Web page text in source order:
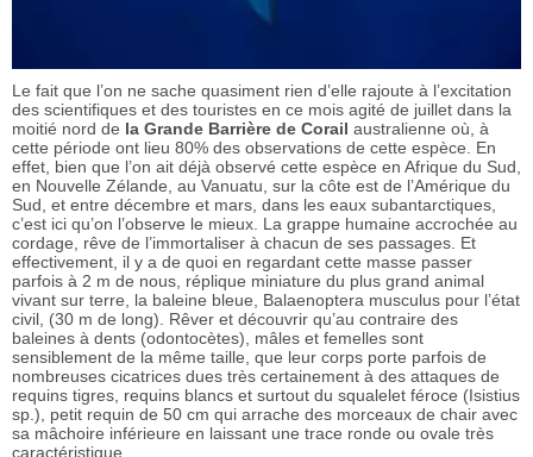
Le fait que l’on ne sache quasiment rien d’elle rajoute à l’excitation
des scientifiques et des touristes en ce mois agité de juillet dans la
moitié nord de la Grande Barrière de Corail australienne où, à
cette période ont lieu 80% des observations de cette espèce. En
effet, bien que l’on ait déjà observé cette espèce en Afrique du Sud,
en Nouvelle Zélande, au Vanuatu, sur la côte est de l’Amérique du
Sud, et entre décembre et mars, dans les eaux subantarctiques,
c’est ici qu’on l’observe le mieux. La grappe humaine accrochée au
cordage, rêve de l’immortaliser à chacun de ses passages. Et
effectivement, il y a de quoi en regardant cette masse passer
parfois à 2 m de nous, réplique miniature du plus grand animal
vivant sur terre, la baleine bleue, Balaenoptera musculus pour l’état
civil, (30 m de long). Rêver et découvrir qu’au contraire des
baleines à dents (odontocètes), mâles et femelles sont
sensiblement de la même taille, que leur corps porte parfois de
nombreuses cicatrices dues très certainement à des attaques de
requins tigres, requins blancs et surtout du squalelet féroce (Isistius
sp.), petit requin de 50 cm qui arrache des morceaux de chair avec
sa mâchoire inférieure en laissant une trace ronde ou ovale très
caractéristique.